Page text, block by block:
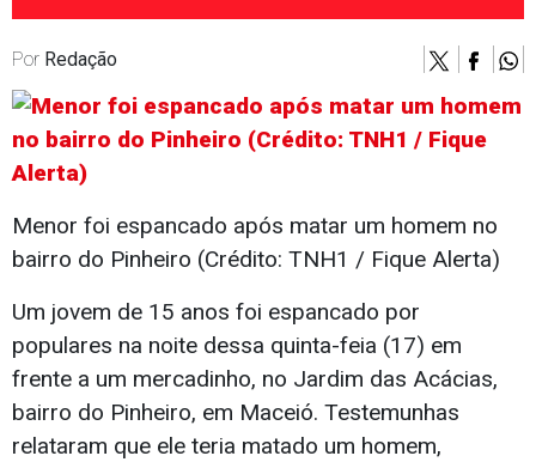
Por Redação
Menor foi espancado após matar um homem no
bairro do Pinheiro (Crédito: TNH1 / Fique Alerta)
Um jovem de 15 anos foi espancado por
populares na noite dessa quinta-feia (17) em
frente a um mercadinho, no Jardim das Acácias,
bairro do Pinheiro, em Maceió. Testemunhas
relataram que ele teria matado um homem,